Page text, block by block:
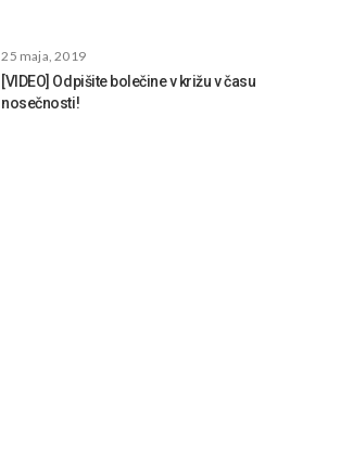
25 maja, 2019
[VIDEO] Odpišite bolečine v križu v času
nosečnosti!